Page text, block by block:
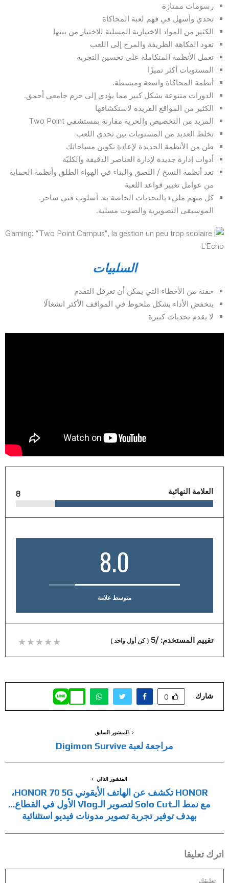
رسومات ممتازة
تحدي وأسهل في فهم لعبة المحاكاة
الكثير من المواد الاختيارية المسلية للاختيار من بينها
تعود الفكاهة الظريفة والمرح إلى اللعب
تعمل الأنظمة المتكاملة على تحسين التجربة
المستويات أكثر تميزًا
أنظمة المحاكاة واسعة ومبسطة.
الدورات متنوعة بشكل كبير مما يؤدي إلى حرم جامعي أحمق.
الكثير من المواقع الفريدة لاستكشافها
المزيد من التخصيص والحرية مقارنة بمستشفى Two Point
تخلط العديد من المستويات بين تحدي اللعب
طن من الأنظمة الجديدة لإعادة تكوين مساحاتك
أدوات إدارة جديدة لإدارة العناصر الدقيقة والكليّة
تعد أنظمة النسخ / اللصق والبناء في الهواء الطلق وأنظمة الحماية
من عوامل تغيير قواعد اللعبة
كل منهم مليء بالتحديات الخاصة به. أسلوب فني ساحر.
الموسيقى التصويرية والصوت مسلية.
السلبيات
حفنة من الأخطاء التي يمكن أن تعرقل التقدم
ينخفض الأداء بشكل ملحوظ في المواقف الأكثر انشغالًا
لا يقدم تحديات كبيرة
العلامة النهائية 8
8.0
متوسط علامة
تقييم المستخدم:/5
(كن أول واحد )
شارك 0
المنشور السابق
مراجعة لعبة Digimon Survive
المنشور التالي
HONOR تكشف عن الهاتف الأيقوني HONOR 70 5G،
مع نمط الـSolo Cut لتصوير الـVlog الأول في القطاع…
بهدف توفير تجربة تصوير مدونات فيديو استثنائية
اترك تعليقا